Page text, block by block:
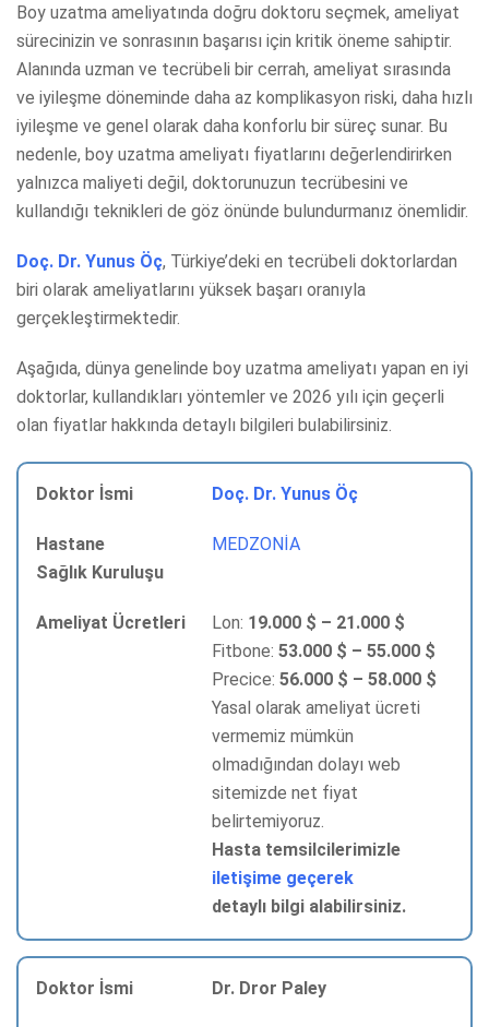
Boy uzatma ameliyatında doğru doktoru seçmek, ameliyat
sürecinizin ve sonrasının başarısı için kritik öneme sahiptir.
Alanında uzman ve tecrübeli bir cerrah, ameliyat sırasında
ve iyileşme döneminde daha az komplikasyon riski, daha hızlı
iyileşme ve genel olarak daha konforlu bir süreç sunar. Bu
nedenle, boy uzatma ameliyatı fiyatlarını değerlendirirken
yalnızca maliyeti değil, doktorunuzun tecrübesini ve
kullandığı teknikleri de göz önünde bulundurmanız önemlidir.
Doç. Dr. Yunus Öç, Türkiye’deki en tecrübeli doktorlardan
biri olarak ameliyatlarını yüksek başarı oranıyla
gerçekleştirmektedir.
Aşağıda, dünya genelinde boy uzatma ameliyatı yapan en iyi
doktorlar, kullandıkları yöntemler ve 2026 yılı için geçerli
olan fiyatlar hakkında detaylı bilgileri bulabilirsiniz.
Doç. Dr. Yunus Öç
MEDZONİA
Lon: 19.000 $ – 21.000 $
Fitbone: 53.000 $ – 55.000 $
Precice: 56.000 $ – 58.000 $
Yasal olarak ameliyat ücreti
vermemiz mümkün
olmadığından dolayı web
sitemizde net fiyat
belirtemiyoruz.
Hasta temsilcilerimizle
iletişime geçerek
detaylı bilgi alabilirsiniz.
Dr. Dror Paley